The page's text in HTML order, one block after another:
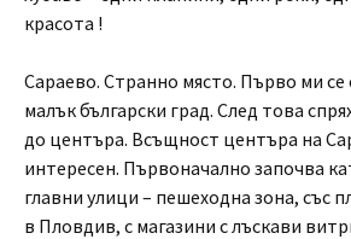
красота !
Сараево. Странно място. Първо ми се
малък български град. След това
до центъра. Всъщност центъра на
интересен. Първоначално започва
главни улици – пешеходна зона, със
в Пловдив, с магазини с лъскави